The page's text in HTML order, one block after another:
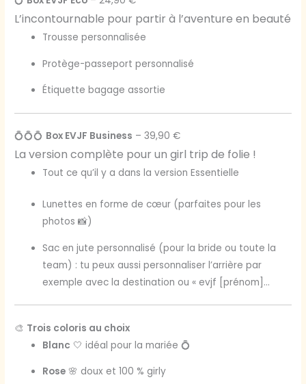
L’incontournable pour partir à l’aventure en beauté
Trousse personnalisée
Protège-passeport personnalisé
Étiquette bagage assortie
💍💍💍 Box EVJF Business – 39,90 €
La version complète pour un girl trip de folie !
Tout ce qu’il y a dans la version Essentielle
Lunettes en forme de cœur (parfaites pour les
photos 📸)
Sac en jute personnalisé (pour la bride ou toute la
team) : tu peux aussi personnaliser l’arrière par
exemple avec la destination ou « evjf [prénom]…
🎨 Trois coloris au choix
Blanc 🤍 idéal pour la mariée 💍
Rose 🌸 doux et 100 % girly